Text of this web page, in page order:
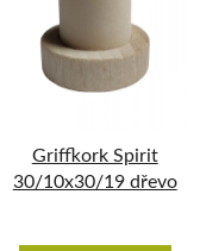
Griffkork Spirit
30/10x30/19 dřevo